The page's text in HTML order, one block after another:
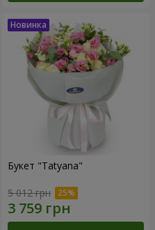
Букет "Tatyana"
5 012 грн